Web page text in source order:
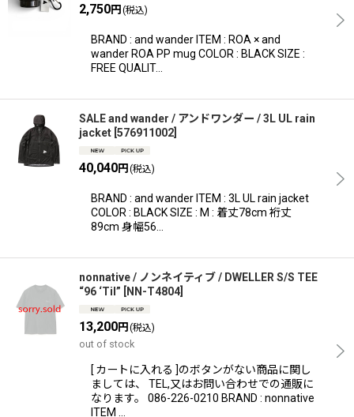
2,750円 (税込)
BRAND : and wander ITEM : ROA × and
wander ROA PP mug COLOR : BLACK SIZE :
FREE QUALIT…
SALE and wander / アンドワンダー / 3L UL rain
jacket 576911002
40,040円 (税込)
BRAND : and wander ITEM : 3L UL rain jacket
COLOR : BLACK SIZE : M : 着丈78cm 裄丈
89cm 身幅56…
nonnative / ノンネイティブ / DWELLER S/S TEE
“96 ‘Til”
NN-T4804
13,200円 (税込)
out of stock
[ カートに入れる ]のボタンがない商品に関し
ましては、 TEL,又はお問い合わせでの通販に
なります。 086-226-0210 BRAND : nonnative
ITEM …